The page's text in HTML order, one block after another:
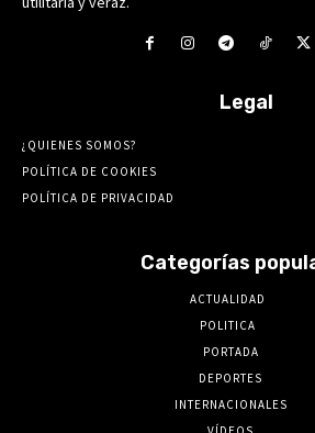
Legal
¿QUIENES SOMOS?
POLÍTICA DE COOKIES
POLÍTICA DE PRIVACIDAD
Categorías
ACTUALIDAD
POLITICA
PORTADA
DEPORTES
INTERNACIONALES